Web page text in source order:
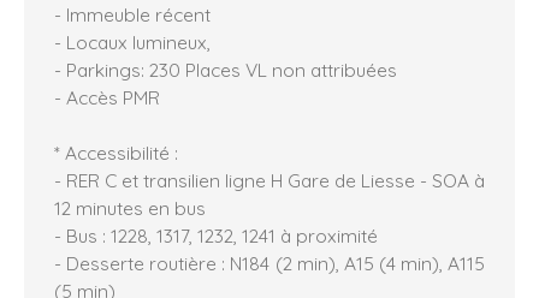
- Immeuble récent
- Locaux lumineux,
- Parkings: 230 Places VL non attribuées
- Accès PMR
* Accessibilité :
- RER C et transilien ligne H Gare de Liesse - SOA à
12 minutes en bus
- Bus : 1228, 1317, 1232, 1241 à proximité
- Desserte routière : N184 (2 min), A15 (4 min), A115
(5 min)